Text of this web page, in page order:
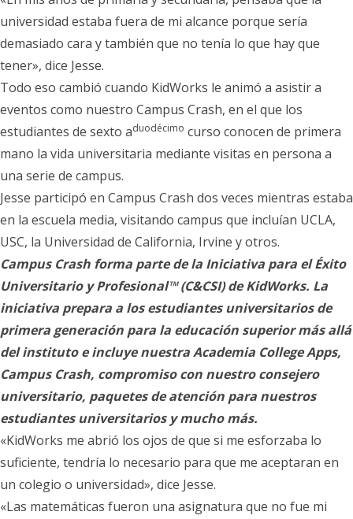
universidad estaba fuera de mi alcance porque sería
demasiado cara y también que no tenía lo que hay que
tener», dice Jesse.
Todo eso cambió cuando KidWorks le animó a asistir a
eventos como nuestro Campus Crash, en el que los
estudiantes de sexto aduodécimo curso conocen de primera
mano la vida universitaria mediante visitas en persona a
una serie de campus.
Jesse participó en Campus Crash dos veces mientras estaba
en la escuela media, visitando campus que incluían UCLA,
USC, la Universidad de California, Irvine y otros.
Campus Crash forma parte de la Iniciativa para el Éxito
Universitario y Profesional™ (C&CSI) de KidWorks. La
iniciativa prepara a los estudiantes universitarios de
primera generación para la educación superior más allá
del instituto e incluye nuestra Academia College Apps,
Campus Crash, compromiso con nuestro consejero
universitario, paquetes de atención para nuestros
estudiantes universitarios y mucho más.
«KidWorks me abrió los ojos de que si me esforzaba lo
suficiente, tendría lo necesario para que me aceptaran en
un colegio o universidad», dice Jesse.
«Las matemáticas fueron una asignatura que no fue mi